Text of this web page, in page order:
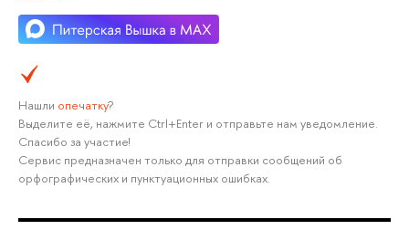
Нашли опечатку?
Выделите её, нажмите Ctrl+Enter и отправьте нам уведомление.
Спасибо за участие!
Сервис предназначен только для отправки сообщений об
орфографических и пунктуационных ошибках.